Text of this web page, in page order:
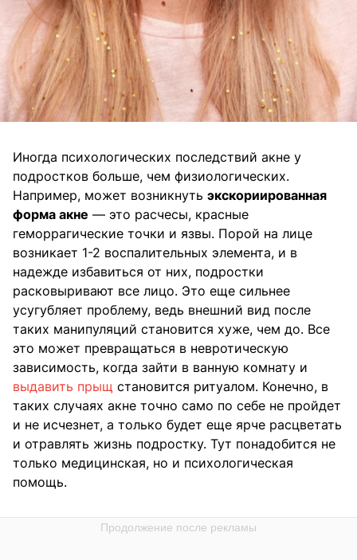
Иногда психологических последствий акне у
подростков больше, чем физиологических.
Например, может возникнуть экскориированная
форма акне — это расчесы, красные
геморрагические точки и язвы. Порой на лице
возникает 1-2 воспалительных элемента, и в
надежде избавиться от них, подростки
расковыривают все лицо. Это еще сильнее
усугубляет проблему, ведь внешний вид после
таких манипуляций становится хуже, чем до. Все
это может превращаться в невротическую
зависимость, когда зайти в ванную комнату и
выдавить прыщ становится ритуалом. Конечно, в
таких случаях акне точно само по себе не пройдет
и не исчезнет, а только будет еще ярче расцветать
и отравлять жизнь подростку. Тут понадобится не
только медицинская, но и психологическая
помощь.